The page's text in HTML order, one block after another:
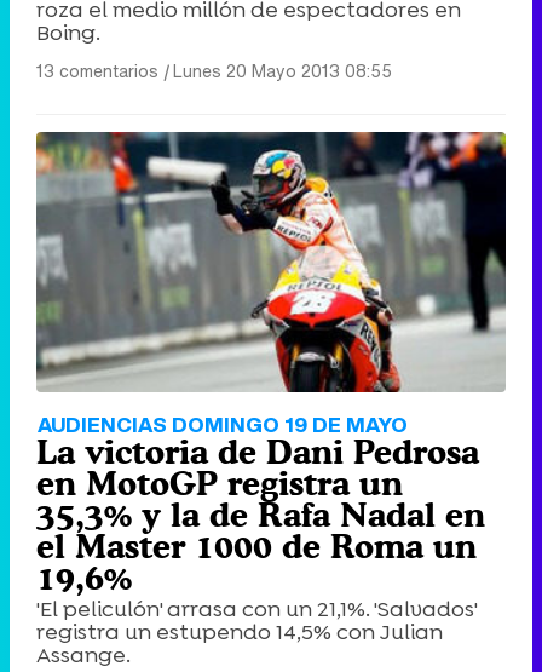
roza el medio millón de espectadores en
Boing.
13 comentarios |Lunes 20 Mayo 2013 08:55
AUDIENCIAS DOMINGO 19 DE MAYO
La victoria de Dani Pedrosa
en MotoGP registra un
35,3% y la de Rafa Nadal en
el Master 1000 de Roma un
19,6%
'El peliculón' arrasa con un 21,1%. 'Salvados'
registra un estupendo 14,5% con Julian
Assange.